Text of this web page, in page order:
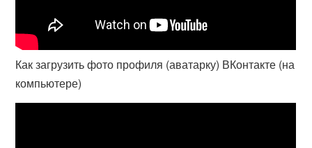
Как загрузить фото профиля (аватарку) ВКонтакте (на
компьютере)